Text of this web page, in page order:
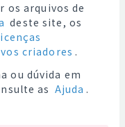
os arquivos de
deste site, os
criadores .
ou dúvida em
as Ajuda .